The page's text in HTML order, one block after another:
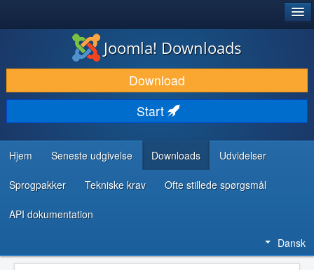
DOWNLOAD & UDVID
OPDAG & LÆR
FÆLLESSKABET & SUPPORT
UDVIKLERRESSOURCER
Joomla! Downloads
Download
Start
Hjem Seneste udgivelse Downloads Udvidelser
Sprogpakker Tekniske krav Ofte stillede spørgsmål
API dokumentation
Dansk